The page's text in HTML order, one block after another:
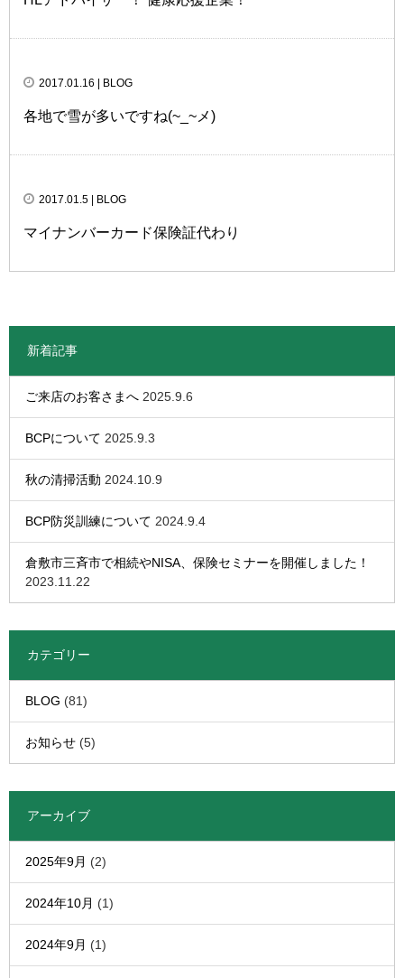
2017.01.16 | BLOG
各地で雪が多いですね(~_~メ)
2017.01.5 | BLOG
マイナンバーカード保険証代わり
新着記事
ご来店のお客さまへ 2025.9.6
BCPについて 2025.9.3
秋の清掃活動 2024.10.9
BCP防災訓練について 2024.9.4
倉敷市三斉市で相続やNISA、保険セミナーを開催しました！
2023.11.22
カテゴリー
BLOG (81)
お知らせ (5)
アーカイブ
2025年9月 (2)
2024年10月 (1)
2024年9月 (1)